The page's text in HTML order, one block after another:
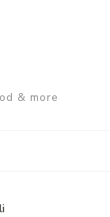
& more